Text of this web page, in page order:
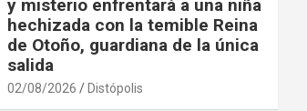
y misterio enfrentará a una niña
hechizada con la temible Reina
de Otoño, guardiana de la única
salida
02/08/2026 Distópolis